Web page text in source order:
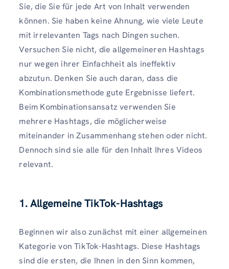
Sie, die Sie für jede Art von Inhalt verwenden
können. Sie haben keine Ahnung, wie viele Leute
mit irrelevanten Tags nach Dingen suchen.
Versuchen Sie nicht, die allgemeineren Hashtags
nur wegen ihrer Einfachheit als ineffektiv
abzutun. Denken Sie auch daran, dass die
Kombinationsmethode gute Ergebnisse liefert.
Beim Kombinationsansatz verwenden Sie
mehrere Hashtags, die möglicherweise
miteinander in Zusammenhang stehen oder nicht.
Dennoch sind sie alle für den Inhalt Ihres Videos
relevant.
1. Allgemeine TikTok-Hashtags
Beginnen wir also zunächst mit einer allgemeinen
Kategorie von TikTok-Hashtags. Diese Hashtags
sind die ersten, die Ihnen in den Sinn kommen,